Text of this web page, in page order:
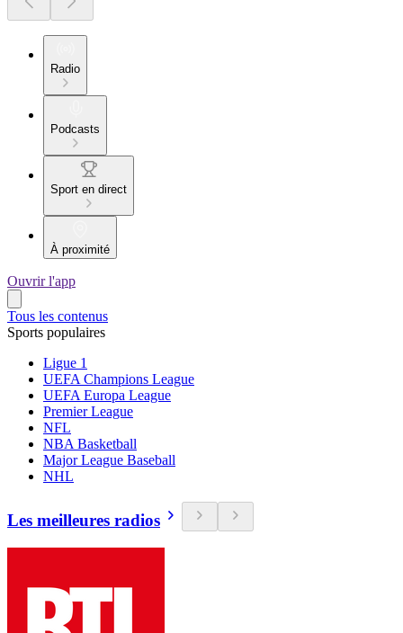
Radio
Podcasts
Sport en direct
À proximité
Ouvrir l'app
Tous les contenus
Sports populaires
Ligue 1
UEFA Champions League
UEFA Europa League
Premier League
NFL
NBA Basketball
Major League Baseball
NHL
Les meilleures radios